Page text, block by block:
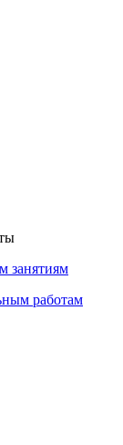
занятиям
работам